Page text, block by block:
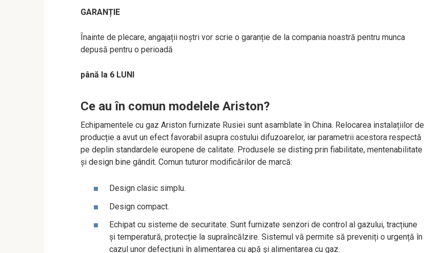
GARANȚIE
Înainte de plecare, angajații noștri vor scrie o garanție de la compania noastră pentru munca
depusă pentru o perioadă
până la 6 LUNI
Ce au în comun modelele Ariston?
Echipamentele cu gaz Ariston furnizate Rusiei sunt asamblate în China. Relocarea instalațiilor de
producție a avut un efect favorabil asupra costului difuzoarelor, iar parametrii acestora respectă
pe deplin standardele europene de calitate. Produsele se disting prin fiabilitate, mentenabilitate
și design bine gândit. Comun tuturor modificărilor de marcă:
Design clasic simplu.
Design compact.
Echipat cu sisteme de securitate. Sunt furnizate senzori de control al gazului, tracțiune
și temperatură, protecție la supraîncălzire. Sistemul vă permite să preveniți o urgență în
cazul unor defecțiuni în alimentarea cu apă și alimentarea cu gaz.